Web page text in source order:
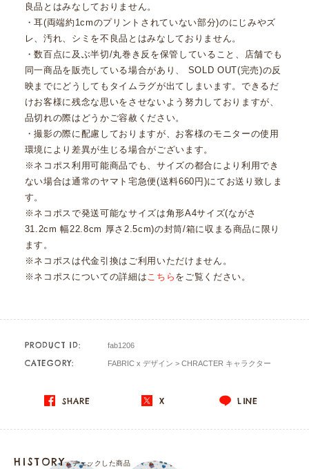
良品とはみなしておりません。
・耳(両端約1cmのプリントされていない部分)のにじみやズ
レ、汚れ、シミを不良品とはみなしておりません。
・数百点に及ぶ半切/丸巻き反を保管していること、店舗でも
同一商品を販売している場合があり、 SOLD OUT(完売)の反
映までにどうしてもタイムラグが出てしまいます。できるだ
けお客様に残念な思いをさせないよう努力しておりますが、
品切れの際はどうかご容赦ください。
・撮影の際に配慮しておりますが、お客様のモニターの使用
環境により差異が生じる場合がございます。
※ネコポス利用可能商品でも、サイズの都合により利用でき
ない場合は通常のヤマト宅急便(送料660円)にてお送り致しま
す。
※ネコポスで発送可能なサイズは角形A4サイズ(ながさ
31.2cm 幅22.8cm 厚さ2.5cm)の封筒/箱に収まる商品に限り
ます。
※ネコポスは代金引換はご利用いただけません。
※ネコポスについての詳細は こちら をご覧ください。
PRODUCT ID: fab1206
CATEGORY: FABRIC x デザイン >CHRACTER キャラクター
SHARE X LINE
HISTORYチェックした商品